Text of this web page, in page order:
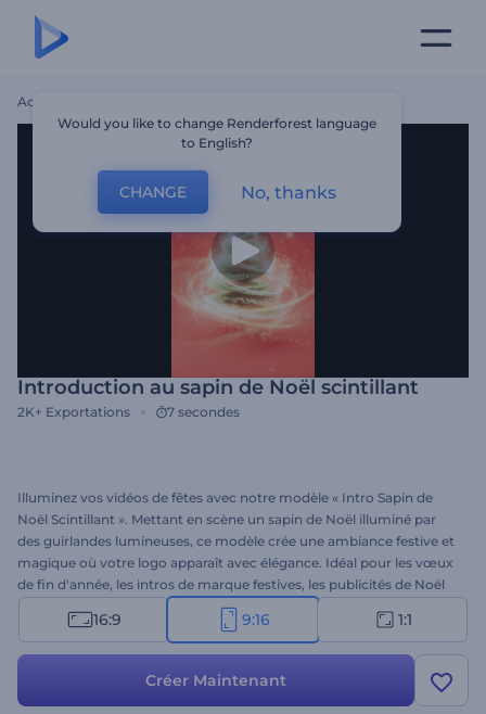
Accueil
Introduction au sapin de Noël scintillant
2K+ Exportations 7 secondes
Illuminez vos vidéos de fêtes avec notre modèle « Intro Sapin de
Noël Scintillant ». Mettant en scène un sapin de Noël illuminé par
des guirlandes lumineuses, ce modèle crée une ambiance festive et
magique où votre logo apparaît avec élégance. Idéal pour les vœux
de fin d'année, les intros de marque festives, les publicités de Noël
et autres projets thématiques. Personnalisez-le facilement avec
votre logo, votre message et une musique de fond joyeuse. Créez
16:9 9:16 1:1
Créer Maintenant
Would you like to change Renderforest language
to English?
CHANGE No, thanks